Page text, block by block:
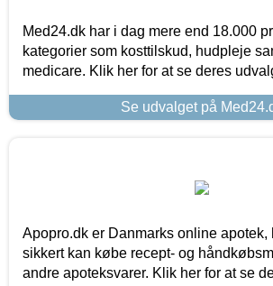
Med24.dk har i dag mere end 18.000
kategorier som kosttilskud, hudpleje
medicare. Klik her for at se deres
Se udvalget på
Apopro.dk er Danmarks online apotek,
sikkert kan købe recept- og
andre apoteksvarer. Klik her for at se